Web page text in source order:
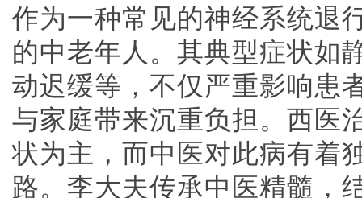
作为一种常见的神经系统退
的中老年人。其典型症状如
动迟缓等，不仅严重影响患
与家庭带来沉重负担。西医
状为主，而中医对此病有着
路。李大夫传承中医精髓，